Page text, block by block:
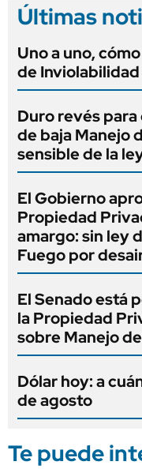
Últimas
Uno a uno,
de
Duro revés
de baja Manejo
sensible de la
El Gobierno
Propiedad
amargo: sin ley
Fuego por
El Senado está
la Propiedad
sobre Manejo
Dólar hoy: a
de agosto
Te puede